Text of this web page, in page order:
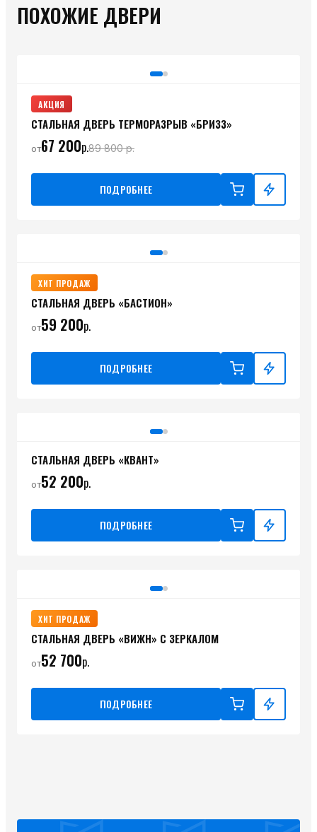
ПОХОЖИЕ ДВЕРИ
АКЦИЯ
СТАЛЬНАЯ ДВЕРЬ ТЕРМОРАЗРЫВ «БРИЗЗ»
от67 200р.89 800р.
ПОДРОБНЕЕ
ХИТ ПРОДАЖ
СТАЛЬНАЯ ДВЕРЬ «БАСТИОН»
от59 200р.
ПОДРОБНЕЕ
СТАЛЬНАЯ ДВЕРЬ «КВАНТ»
от52 200р.
ПОДРОБНЕЕ
ХИТ ПРОДАЖ
СТАЛЬНАЯ ДВЕРЬ «ВИЖН» С ЗЕРКАЛОМ
от52 700р.
ПОДРОБНЕЕ